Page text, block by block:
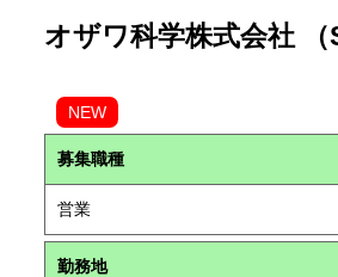
オザワ科学株式会社 （
NEW
募集職種
営業
勤務地